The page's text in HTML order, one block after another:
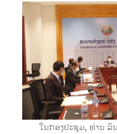
ໃນກອງປະຊຸມ, ທ່ານ ລິນ